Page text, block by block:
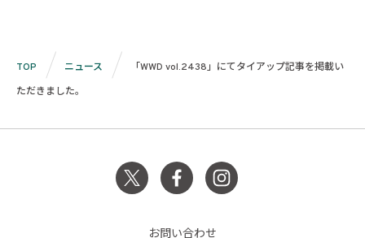
TOP ニュース
「WWD vol.2438」にてタイアップ記事を掲載い
ただきました。
お問い合わせ